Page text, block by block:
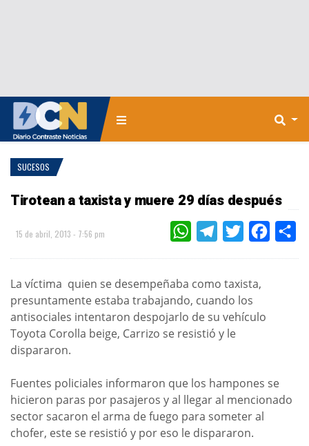
SUCESOS
Tirotean a taxista y muere 29 días después
15 de abril, 2013 - 7:56 pm WHATSAPPTELEGRAMTWITTER
La víctima quien se desempeñaba como taxista,
presuntamente estaba trabajando, cuando los
antisociales intentaron despojarlo de su vehículo
Toyota Corolla beige, Carrizo se resistió y le
dispararon.
Fuentes policiales informaron que los hampones se
hicieron paras por pasajeros y al llegar al mencionado
sector sacaron el arma de fuego para someter al
chofer, este se resistió y por eso le dispararon.